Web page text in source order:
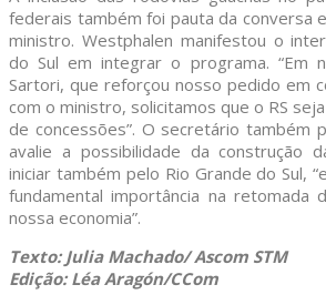
federais também foi pauta da conversa
ministro. Westphalen manifestou o
do Sul em integrar o programa. “Em
Sartori, que reforçou nosso pedido em
com o ministro, solicitamos que o RS
de concessões”. O secretário também
avalie a possibilidade da construção
iniciar também pelo Rio Grande do Sul,
fundamental importância na retomada
nossa economia”.
Texto: Julia Machado/ Ascom STM
Edição: Léa Aragón/CCom